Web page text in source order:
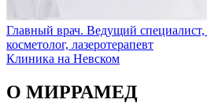
Главный врач. Ведущий специалист,
косметолог, лазеротерапевт
Клиника на Невском
О МИРРАМЕД